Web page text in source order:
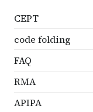
CEPT
code folding
FAQ
RMA
APIPA